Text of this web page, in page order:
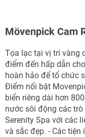
Mövenpick Cam
Tọa lạc tại vị trí vàng
điểm đến hấp dẫn
hoàn hảo để tổ chức
Điểm nổi bật
biển riêng dài hơn
nước sôi động các
Serenity Spa với các
và sắc đẹp. - Các tiện